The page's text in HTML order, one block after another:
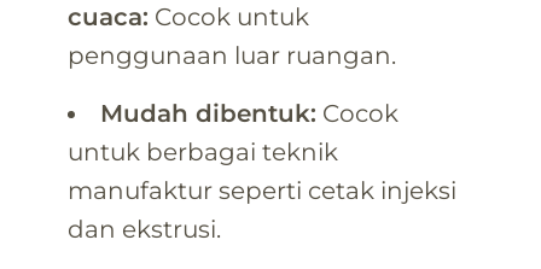
cuaca: Cocok untuk
penggunaan luar ruangan.
Mudah dibentuk: Cocok
untuk berbagai teknik
manufaktur seperti cetak injeksi
dan ekstrusi.